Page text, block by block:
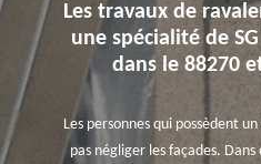
Les travaux de
une spécialité de
dans le 88270
Les personnes qui possèdent
pas négliger les façades.